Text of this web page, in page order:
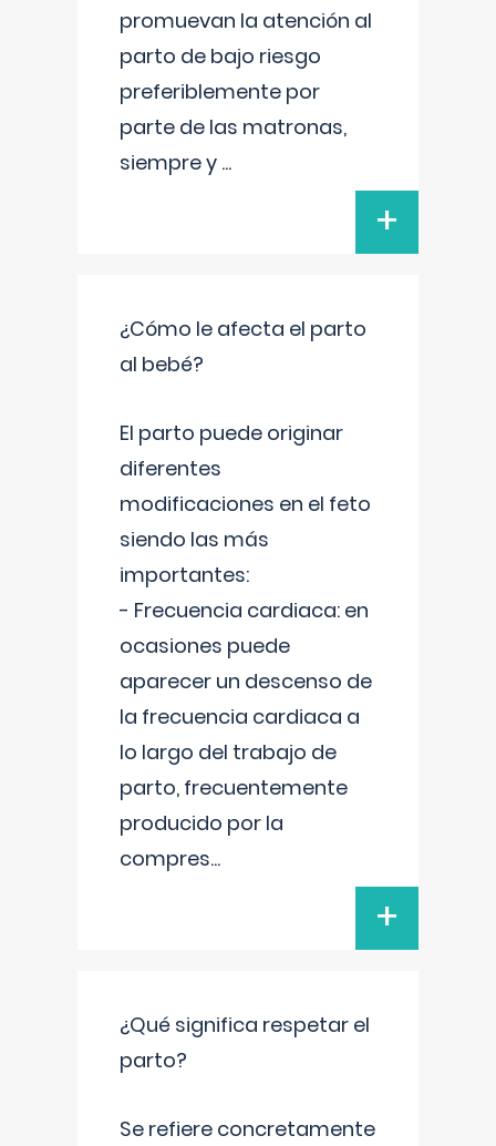
promuevan la atención al
parto de bajo riesgo
preferiblemente por
parte de las matronas,
siempre y ...
+
¿Cómo le afecta el parto
al bebé?
El parto puede originar
diferentes
modificaciones en el feto
siendo las más
importantes:
- Frecuencia cardiaca: en
ocasiones puede
aparecer un descenso de
la frecuencia cardiaca a
lo largo del trabajo de
parto, frecuentemente
producido por la
compres...
+
¿Qué significa respetar el
parto?
Se refiere concretamente